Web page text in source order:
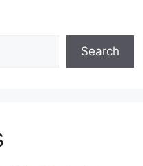
Search